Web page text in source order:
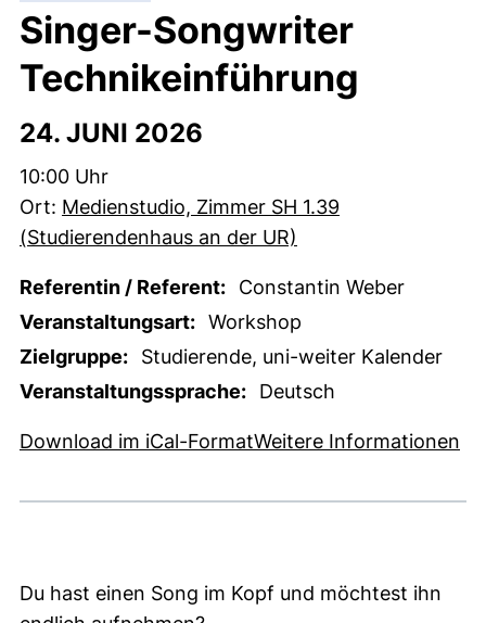
Singer-Songwriter
Technikeinführung
24. JUNI 2026
Zeit:
10:00 Uhr
Ort: Medienstudio, Zimmer SH 1.39
(Studierendenhaus an der UR)
Referentin / Referent:
Constantin Weber
Veranstaltungsart: Workshop
Zielgruppe:
Studierende, uni-weiter Kalender
Veranstaltungssprache:
Deutsch
Download im iCal-Format, 1 KB (öffnet neues
Weitere Informationen
Du hast einen Song im Kopf und möchtest ihn